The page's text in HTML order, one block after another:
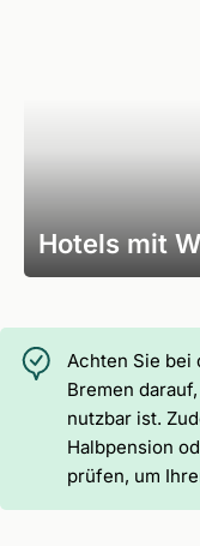
Hotels mit
Achten Sie bei
Bremen
nutzbar ist.
Halbpension
prüfen, um